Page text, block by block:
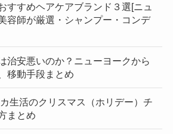
すすめヘアケアブランド３選[ニュ
容師が厳選・シャンプー・コンデ
治安悪いのか？ニューヨークから
移動手段まとめ
生活のクリスマス（ホリデー）チ
まとめ